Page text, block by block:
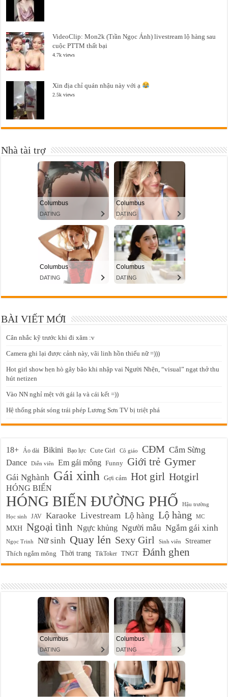
VideoClip: Mon2k (Trần Ngọc Ánh) livestream lộ hàng sau
cuộc PTTM thất bại
4.7k views
Xin địa chỉ quán nhậu này với ạ
2.5k views
Nhà tài trợ
BÀI VIẾT MỚI
Cân nhắc kỹ trước khi đi xăm :v
Camera ghi lại được cảnh này, vãi linh hồn thiếu nữ =)))
Hot girl show hẹn hò gây bão khi nhập vai Người Nhện, “visual” ngạt thở thu
hút netizen
Vào NN nghỉ mệt với gái lạ và cái kết =))
Hệ thống phát sóng trái phép Lương Sơn TV bị triệt phá
18+ Áo dài Bikini Bạo lực Cute Girl Cô giáo CĐM Cắm Sừng
Dance Diễn viên Em gái mông Funny Giới trẻ Gymer
Gái Nghành Gái xinh Gợi cảm Hot girl Hotgirl
HÓNG BIẾN
HÓNG BIẾN ĐƯỜNG PHỐ
Hậu trường
Học sinh
JAV Karaoke Livestream Lộ hàng Lộ hàng MC
MXH Ngoại tình Ngực khủng Người mẫu Ngắm gái xinh
Ngọc Trinh Nữ sinh Quay lén Sexy Girl Sinh viên Streamer
Thích ngắm mông Thời trang TikToker TNGT Đánh ghen